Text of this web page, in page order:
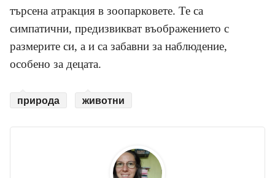
търсена атракция в зоопарковете. Те са
симпатични, предизвикват въображението с
размерите си, а и са забавни за наблюдение,
особено за децата.
природа животни